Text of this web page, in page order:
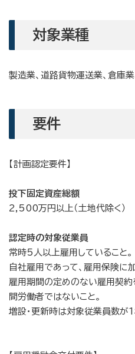
対象業種
製造業、道路貨物運送業、倉庫業
要件
【計画認定要件】
投下固定資産総額
2,500万円以上（土地代除く）
認定時の対象従業員
常時5人以上雇用していること。
自社雇用であって、雇用保険に
雇用期間の定めのない雇用契約
間労働者ではないこと。
増設・更新時は対象従業員数が